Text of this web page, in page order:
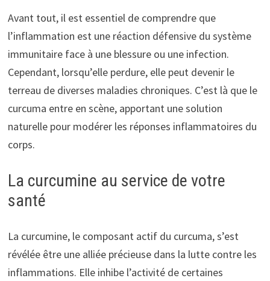
Avant tout, il est essentiel de comprendre que
l’inflammation est une réaction défensive du système
immunitaire face à une blessure ou une infection.
Cependant, lorsqu’elle perdure, elle peut devenir le
terreau de diverses maladies chroniques. C’est là que le
curcuma entre en scène, apportant une solution
naturelle pour modérer les réponses inflammatoires du
corps.
La curcumine au service de votre
santé
La curcumine, le composant actif du curcuma, s’est
révélée être une alliée précieuse dans la lutte contre les
inflammations. Elle inhibe l’activité de certaines